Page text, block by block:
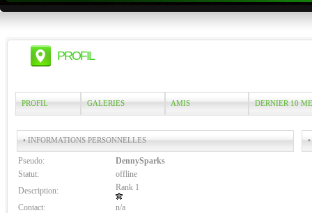
PROFIL
PROFIL GALERIES AMIS DERNIER 10
• INFORMATIONS PERSONNELLES
Pseudo:
DennySparks
Statut:
offline
Description:
Rank 1
Contact:
n/a
•